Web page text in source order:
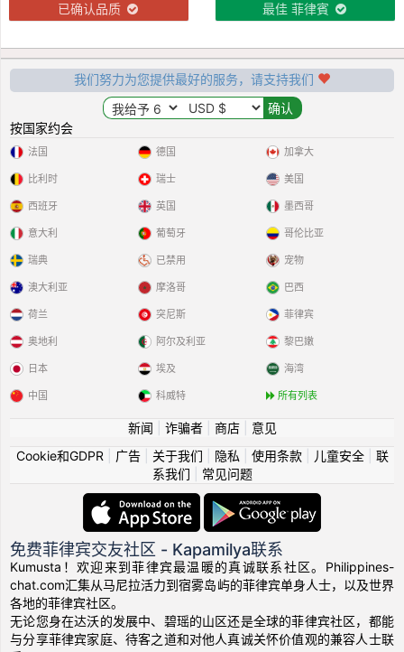
已确认品质 最佳 菲律賓
我们努力为您提供最好的服务，请支持我们
按国家约会
法国
比利时
西班牙
意大利
瑞典
德国
瑞士
英国
葡萄牙
已禁用
加拿大
美国
墨西哥
哥伦比亚
宠物
澳大利亚
荷兰
奥地利
日本
中国
摩洛哥
突尼斯
阿尔及利亚
埃及
科威特
巴西
菲律宾
黎巴嫩
海湾
所有列表
新闻 诈骗者| 商店| 意见
Cookie和GDPR
广告| 关于我们 隐私 使用条款| 儿童安全| 联
系我们
常见问题
免费菲律宾交友社区 - Kapamilya联系
Kumusta！欢迎来到菲律宾最温暖的真诚联系社区。Philippines-
chat.com汇集从马尼拉活力到宿雾岛屿的菲律宾单身人士，以及世界
各地的菲律宾社区。
无论您身在达沃的发展中、碧瑶的山区还是全球的菲律宾社区，都能
与分享菲律宾家庭、待客之道和对他人真诚关怀价值观的兼容人士联